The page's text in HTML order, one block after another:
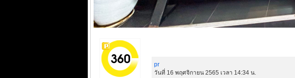
pr
วันที่ 16 พฤศจิกายน 2565 เวลา 14:34 น.